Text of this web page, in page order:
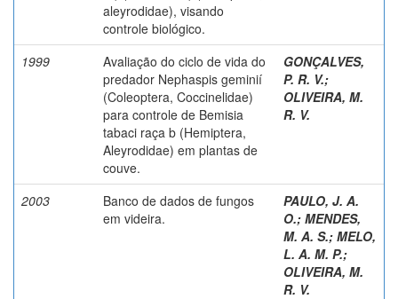
aleyrodidae), visando
controle biológico.
1999
Avaliação do ciclo de vida do
predador Nephaspis geminií
(Coleoptera, Coccinelidae)
para controle de Bemisia
tabaci raça b (Hemiptera,
Aleyrodidae) em plantas de
couve.
GONÇALVES,
P. R. V.;
OLIVEIRA, M.
R. V.
2003
Banco de dados de fungos
em videira.
PAULO, J. A.
O.; MENDES,
M. A. S.; MELO,
L. A. M. P.;
OLIVEIRA, M.
R. V.